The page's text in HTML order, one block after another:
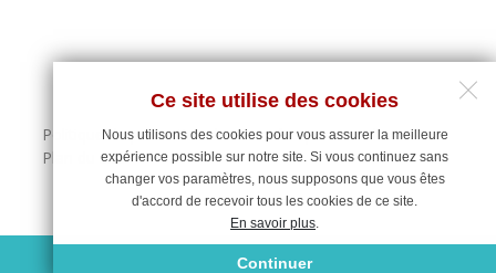
Ce site utilise des cookies
Nous utilisons des cookies pour vous assurer la meilleure
expérience possible sur notre site. Si vous continuez sans
changer vos paramètres, nous supposons que vous êtes
d'accord de recevoir tous les cookies de ce site.
En savoir plus.
Continuer
Politique de protection des données personnelles
Plan du site
Maintenance du site : Deligraph